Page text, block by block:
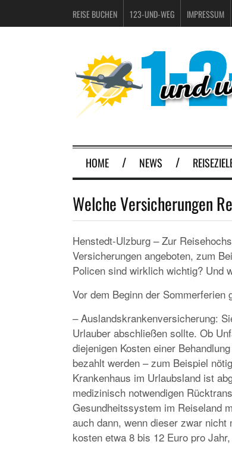
REISE BUCHEN 123-UND-WEG IMPRESSUM
HOME NEWS
Welche Versicherungen
Henstedt-Ulzburg – Zur
Versicherungen angeboten, zum
Policen sind wirklich wichtig? Und
Vor dem Beginn der
– Auslandskrankenversicherung:
Urlauber abschließen sollte. Ob
diejenigen Kosten einer
bezahlt werden – zum Beispiel
Krankenhaus im Urlaubsland ist
medizinisch notwendigen
Gesundheitssystem im Reiseland
auch dann, wenn dieser zwar
kosten etwa 8 bis 12 Euro pro